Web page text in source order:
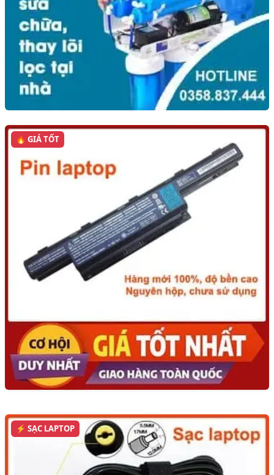
🔥 GIÁ TỐT
⚡ SẠC LAPTOP